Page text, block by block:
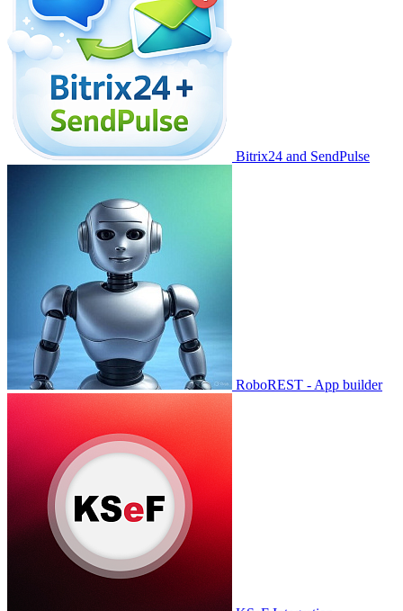
Bitrix24 and SendPulse
RoboREST - App builder